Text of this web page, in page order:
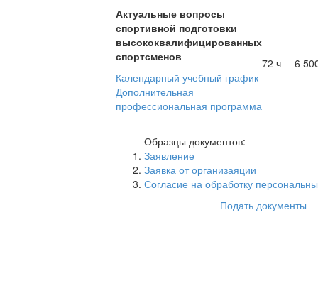
Актуальные вопросы
спортивной подготовки
высококвалифицированных
спортсменов
Календарный учебный график
Дополнительная
профессиональная программа
72 ч 6
Образцы документов:
Заявление
Заявка от организаяции
Согласие на обработку
Подать документы